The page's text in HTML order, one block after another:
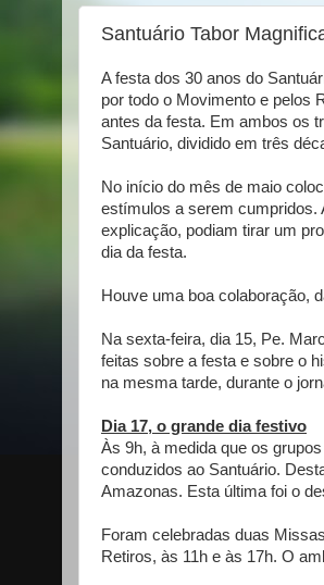
Santuário Tabor
A festa dos 30 anos do
por todo o Movimento e pelos
antes da festa. Em ambos os
Santuário, dividido em três
No início do mês de maio
estímulos a serem cumpridos.
explicação, podiam tirar um
dia da festa.
Houve uma boa colaboração,
Na sexta-feira, dia 15, Pe.
feitas sobre a festa e sobre o
na mesma tarde, durante o
Dia 17, o grande dia festivo
Às 9h, à medida que os
conduzidos ao Santuário.
Amazonas. Esta última foi o
Foram celebradas duas
Retiros, às 11h e às 17h. O